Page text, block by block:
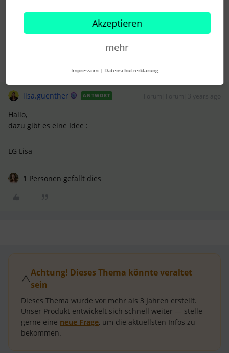
1 Personen gefällt dies
lisa.guenther ANTWORT
Hallo,
dazu gibt es eine Idee :
LG Lisa
1 Personen gefällt dies
⚠️Achtung! Dieses Thema könnte veraltet
sein
Dieses Thema wurde vor mehr als 3 Jahren erstellt.
Unser Produkt entwickelt sich schnell weiter — stelle
gerne eine neue Frage, um die aktuellsten Infos zu
bekommen.
Akzeptieren
mehr
Impressum | Datenschutzerklärung